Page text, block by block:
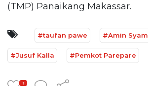
(TMP) Panaikang Makassar.
#taufan pawe #Amin Syam
#Jusuf Kalla #Pemkot Parepare
1